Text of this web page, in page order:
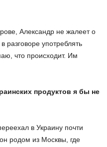
Александр не жалеет о
разговоре употреблять
что происходит. Им
продуктов я бы не
в Украину почти
родом из Москвы, где